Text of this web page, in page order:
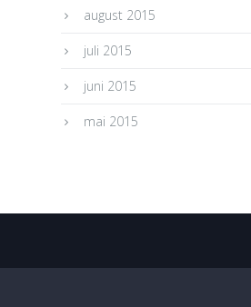
august 2015
juli 2015
juni 2015
mai 2015